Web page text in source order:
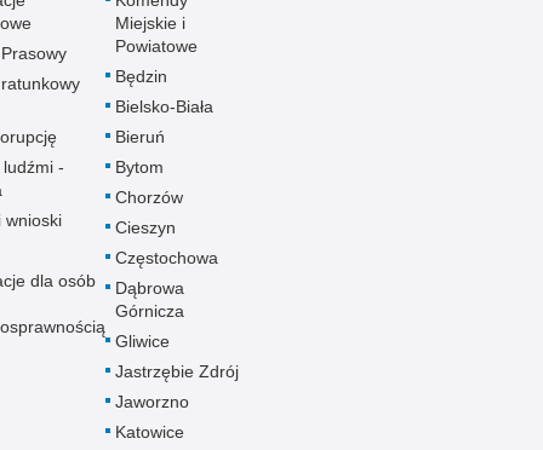
-
wnioski
dla osób
Miejskie i
Powiatowe
Będzin
Bielsko-Biała
Bieruń
Bytom
Chorzów
Cieszyn
Częstochowa
Dąbrowa
Górnicza
Gliwice
Jastrzębie Zdrój
Jaworzno
Katowice